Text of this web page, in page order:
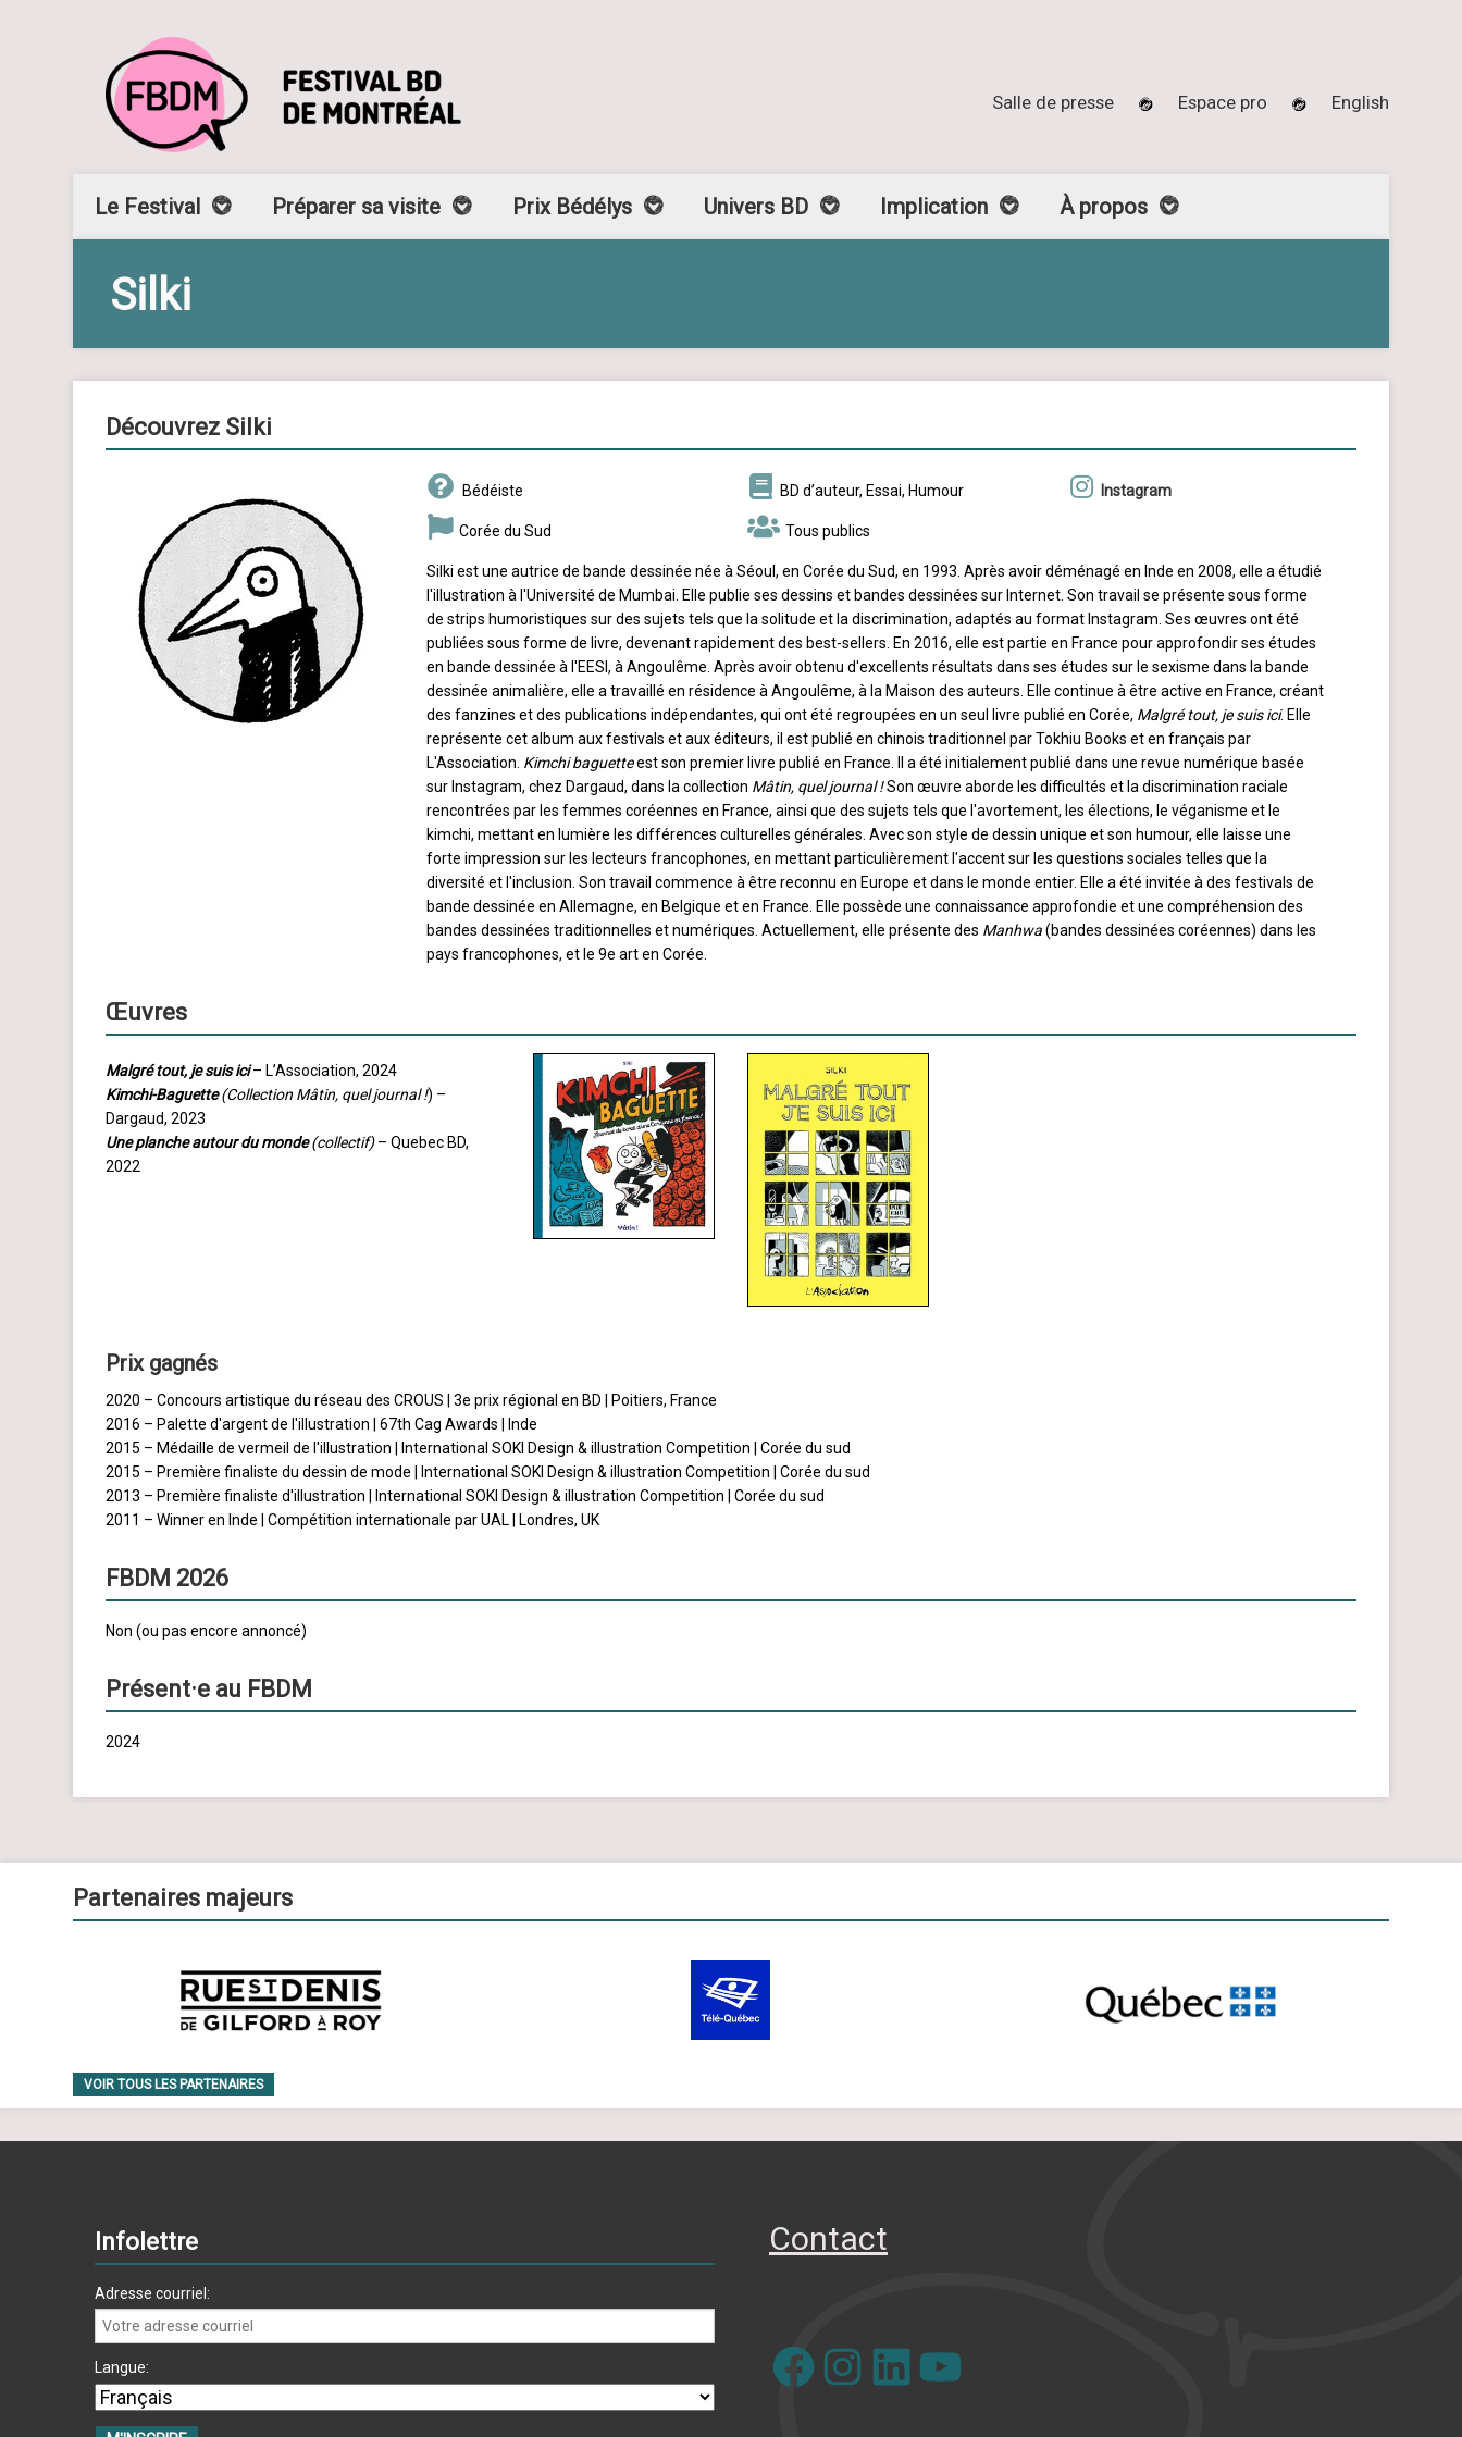
Salle de presse Espace pro English
Le Festival Préparer sa visite Prix Bédélys Univers BD Implication À propos
Silki
Découvrez Silki
Bédéiste
Corée du Sud
BD d’auteur, Essai, Humour
Tous publics
Instagram
Silki est une autrice de bande dessinée née à Séoul, en Corée du Sud, en 1993. Après avoir déménagé en Inde en 2008, elle a étudié
l'illustration à l'Université de Mumbai. Elle publie ses dessins et bandes dessinées sur Internet. Son travail se présente sous forme
de strips humoristiques sur des sujets tels que la solitude et la discrimination, adaptés au format Instagram. Ses œuvres ont été
publiées sous forme de livre, devenant rapidement des best-sellers. En 2016, elle est partie en France pour approfondir ses études
en bande dessinée à l'EESI, à Angoulême. Après avoir obtenu d'excellents résultats dans ses études sur le sexisme dans la bande
dessinée animalière, elle a travaillé en résidence à Angoulême, à la Maison des auteurs. Elle continue à être active en France, créant
des fanzines et des publications indépendantes, qui ont été regroupées en un seul livre publié en Corée, Malgré tout, je suis ici. Elle
représente cet album aux festivals et aux éditeurs, il est publié en chinois traditionnel par Tokhiu Books et en français par
L'Association. Kimchi baguetteest son premier livre publié en France. Il a été initialement publié dans une revue numérique basée
sur Instagram, chez Dargaud, dans la collection Mâtin, quel journal !Son œuvre aborde les difficultés et la discrimination raciale
rencontrées par les femmes coréennes en France, ainsi que des sujets tels que l'avortement, les élections, le véganisme et le
kimchi, mettant en lumière les différences culturelles générales. Avec son style de dessin unique et son humour, elle laisse une
forte impression sur les lecteurs francophones, en mettant particulièrement l'accent sur les questions sociales telles que la
diversité et l'inclusion. Son travail commence à être reconnu en Europe et dans le monde entier. Elle a été invitée à des festivals de
bande dessinée en Allemagne, en Belgique et en France. Elle possède une connaissance approfondie et une compréhension des
bandes dessinées traditionnelles et numériques. Actuellement, elle présente des Manhwa(bandes dessinées coréennes) dans les
pays francophones, et le 9e art en Corée.
Œuvres
Malgré tout, je suis ici– L’Association, 2024
Kimchi-Baguette (Collection Mâtin, quel journal !) –
Dargaud, 2023
Une planche autour du monde (collectif)– Quebec BD,
2022
Prix gagnés
2020 – Concours artistique du réseau des CROUS | 3e prix régional en BD | Poitiers, France
2016 – Palette d'argent de l'illustration | 67th Cag Awards | Inde
2015 – Médaille de vermeil de l'illustration | International SOKI Design & illustration Competition | Corée du sud
2015 – Première finaliste du dessin de mode | International SOKI Design & illustration Competition | Corée du sud
2013 – Première finaliste d'illustration | International SOKI Design & illustration Competition | Corée du sud
2011 – Winner en Inde | Compétition internationale par UAL | Londres, UK
FBDM 2026
Non (ou pas encore annoncé)
Présent·e au FBDM
2024
Partenaires majeurs
VOIR TOUS LES PARTENAIRES
Infolettre
Adresse courriel:
Langue:
Contact
FacebookInstagram YouTube